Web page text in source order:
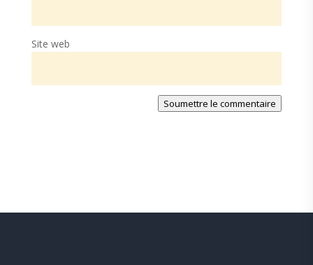
Site web
Soumettre le commentaire